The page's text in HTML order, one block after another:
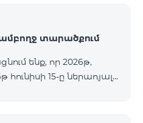
«Ֆասթ Մեդիա»
տարածքում
ենք, որ 2026թ,
հունիսի 15-ը ներառյալ